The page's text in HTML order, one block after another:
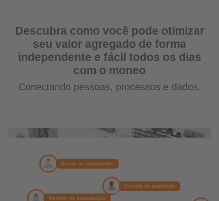
Descubra como você pode otimizar
seu valor agregado de forma
independente e fácil todos os dias
com o moneo
Conectando pessoas, processos e dados.